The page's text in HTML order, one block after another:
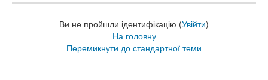
Ви не пройшли ідентифікацію (Увійти)
На головну
Перемикнути до стандартної теми